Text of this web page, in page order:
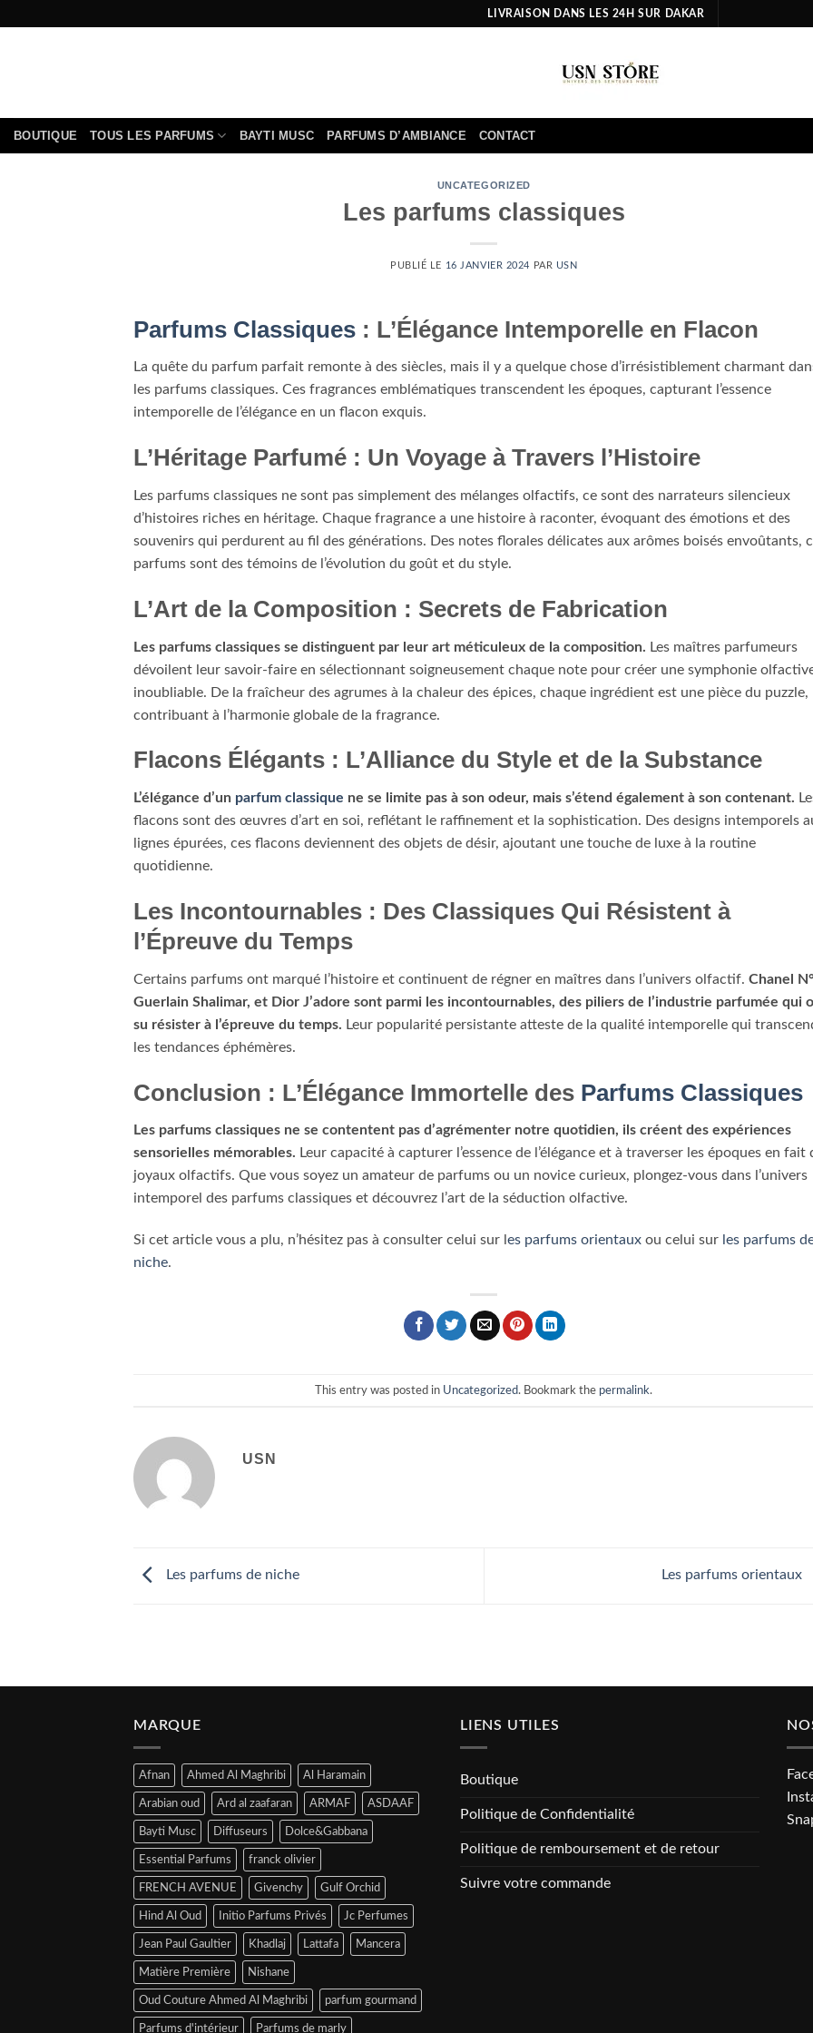
LIVRAISON DANS LES 24H SUR DAKAR
BOUTIQUE TOUS LES PARFUMS BAYTI MUSC PARFUMS D’AMBIANCE CONTACT
UNCATEGORIZED
Les parfums classiques
PUBLIÉ LE 16 JANVIER 2024 PAR USN
Parfums Classiques : L’Élégance Intemporelle en Flacon
La quête du parfum parfait remonte à des siècles, mais il y a quelque chose d’irrésistiblement charmant
les parfums classiques. Ces fragrances emblématiques transcendent les époques, capturant l’essence
intemporelle de l’élégance en un flacon exquis.
L’Héritage Parfumé : Un Voyage à Travers l’Histoire
Les parfums classiques ne sont pas simplement des mélanges olfactifs, ce sont des narrateurs silencieux
d’histoires riches en héritage. Chaque fragrance a une histoire à raconter, évoquant des émotions et des
souvenirs qui perdurent au fil des générations. Des notes florales délicates aux arômes boisés envoûtants,
parfums sont des témoins de l’évolution du goût et du style.
L’Art de la Composition : Secrets de Fabrication
Les parfums classiques se distinguent par leur art méticuleux de la composition. Les maîtres parfumeurs
dévoilent leur savoir-faire en sélectionnant soigneusement chaque note pour créer une symphonie
inoubliable. De la fraîcheur des agrumes à la chaleur des épices, chaque ingrédient est une pièce du puzzle,
contribuant à l’harmonie globale de la fragrance.
Flacons Élégants : L’Alliance du Style et de la Substance
L’élégance d’un parfum classique ne se limite pas à son odeur, mais s’étend également à son contenant.
flacons sont des œuvres d’art en soi, reflétant le raffinement et la sophistication. Des designs intemporels
lignes épurées, ces flacons deviennent des objets de désir, ajoutant une touche de luxe à la routine
quotidienne.
Les Incontournables : Des Classiques Qui Résistent à
l’Épreuve du Temps
Certains parfums ont marqué l’histoire et continuent de régner en maîtres dans l’univers olfactif. Chanel
Guerlain Shalimar, et Dior J’adore sont parmi les incontournables, des piliers de l’industrie parfumée qui
su résister à l’épreuve du temps. Leur popularité persistante atteste de la qualité intemporelle qui
les tendances éphémères.
Conclusion : L’Élégance Immortelle des Parfums Classiques
Les parfums classiques ne se contentent pas d’agrémenter notre quotidien, ils créent des expériences
sensorielles mémorables. Leur capacité à capturer l’essence de l’élégance et à traverser les époques en fait
joyaux olfactifs. Que vous soyez un amateur de parfums ou un novice curieux, plongez-vous dans l’univers
intemporel des parfums classiques et découvrez l’art de la séduction olfactive.
Si cet article vous a plu, n’hésitez pas à consulter celui sur l es parfums orientaux ou celui sur les parfums
niche.
This entry was posted in Uncategorized. Bookmark the permalink.
USN
Les parfums de niche Les parfums orientaux
MARQUE
Afnan Ahmed Al Maghribi Al Haramain
Arabian oud Ard al zaafaran ARMAF ASDAAF
Bayti Musc Diffuseurs Dolce&Gabbana
Essential Parfums franck olivier
FRENCH AVENUE Givenchy Gulf Orchid
Hind Al Oud Initio Parfums Privés Jc Perfumes
Jean Paul Gaultier Khadlaj Lattafa Mancera
Matière Première Nishane
Oud Couture Ahmed Al Maghribi parfum gourmand
Parfums d'intérieur Parfums de marly
LIENS UTILES
Boutique
Politique de Confidentialité
Politique de remboursement et de retour
Suivre votre commande